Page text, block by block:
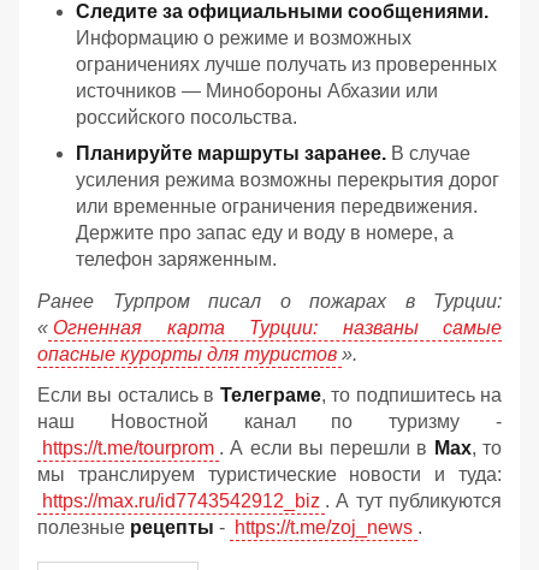
Следите за официальными сообщениями.
Информацию о режиме и возможных
ограничениях лучше получать из проверенных
источников — Минобороны Абхазии или
российского посольства.
Планируйте маршруты заранее. В случае
усиления режима возможны перекрытия дорог
или временные ограничения передвижения.
Держите про запас еду и воду в номере, а
телефон заряженным.
Ранее Турпром писал о пожарах в Турции:
« Огненная карта Турции: названы самые
опасные курорты для туристов ».
Если вы остались в Телеграме, то подпишитесь на
наш Новостной канал по туризму -
https://t.me/tourprom . А если вы перешли в Мах, то
мы транслируем туристические новости и туда:
https://max.ru/id7743542912_biz . А тут публикуются
полезные рецепты - https://t.me/zoj_news .